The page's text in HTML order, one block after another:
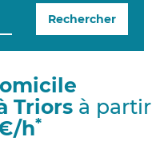
g
i
Rechercher
Triorsà partir
h*